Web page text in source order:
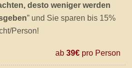
desto weniger werden
” und Sie sparen bis 15%
Person!
ab 39€pro Person